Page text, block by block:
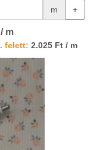
m +
m
felett: 2.025 Ft / m